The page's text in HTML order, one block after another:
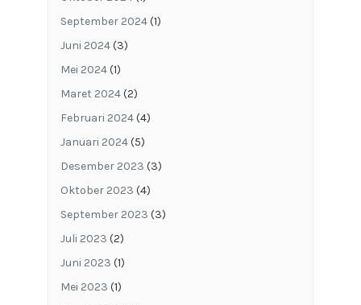
September 2024(1)
Juni 2024(3)
Mei 2024(1)
Maret 2024(2)
Februari 2024(4)
Januari 2024(5)
Desember 2023 (3)
Oktober 2023 (4)
September 2023 (3)
Juli 2023 (2)
Juni 2023 (1)
Mei 2023 (1)